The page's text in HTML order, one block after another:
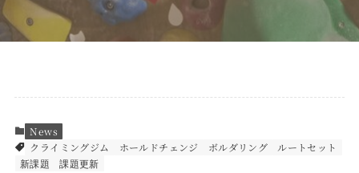
News
クライミングジム
ホールドチェンジ ボルダリング
ルートセット
新課題
課題更新